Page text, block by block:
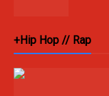
+Hip Hop // Rap